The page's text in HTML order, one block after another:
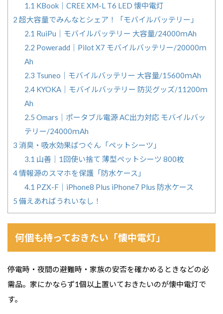
1.1 KBook｜CREE XM-L T6 LED 懐中電灯
2 超大容量でみんなとシェア！「モバイルバッテリー」
2.1 RuiPu｜モバイルバッテリー 大容量/24000ｍAh
2.2 Poweradd｜Pilot X7 モバイルバッテリー/20000ｍ
Ah
2.3 Tsuneo｜モバイルバッテリー 大容量/15600ｍAh
2.4KYOKA｜モバイルバッテリー 防災グッズ/11200ｍ
Ah
2.5 Omars｜ポータブル電源 AC出力対応 モバイルバッ
テリー/24000ｍAh
3 消臭・吸水効果ばつぐん「ペットシーツ」
3.1 山善｜1回使い捨て 薄型ペットシーツ 800枚
4情報源のスマホを保護「防水ケース」
4.1 PZX-F｜iPhone8 Plus iPhone7 Plus 防水ケース
5 備えあればうれいなし！
何個も持っておきたい「懐中電灯」
停電時・夜間の避難時・家族の安否を確かめるときなどの必
需品。家にかならず1個以上置いておきたいのが懐中電灯で
す。